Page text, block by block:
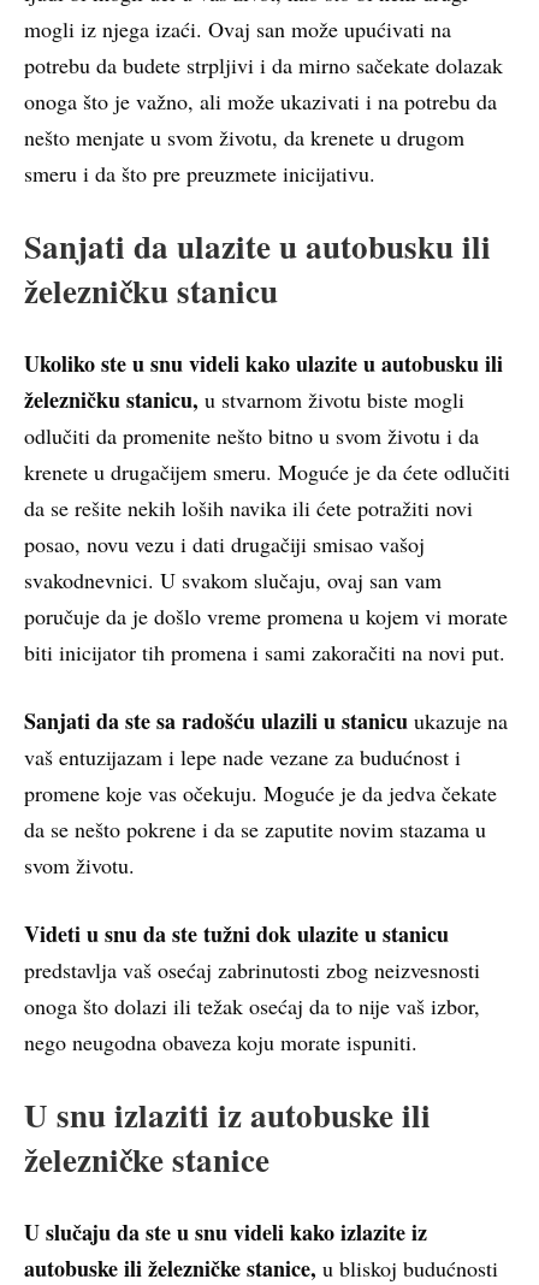
mogli iz njega izaći. Ovaj san može upućivati na
potrebu da budete strpljivi i da mirno sačekate dolazak
onoga što je važno, ali može ukazivati i na potrebu da
nešto menjate u svom životu, da krenete u drugom
smeru i da što pre preuzmete inicijativu.
Sanjati da ulazite u autobusku ili
železničku stanicu
Ukoliko ste u snu videli kako ulazite u autobusku ili
železničku stanicu, u stvarnom životu biste mogli
odlučiti da promenite nešto bitno u svom životu i da
krenete u drugačijem smeru. Moguće je da ćete odlučiti
da se rešite nekih loših navika ili ćete potražiti novi
posao, novu vezu i dati drugačiji smisao vašoj
svakodnevnici. U svakom slučaju, ovaj san vam
poručuje da je došlo vreme promena u kojem vi morate
biti inicijator tih promena i sami zakoračiti na novi put.
Sanjati da ste sa radošću ulazili u stanicu ukazuje na
vaš entuzijazam i lepe nade vezane za budućnost i
promene koje vas očekuju. Moguće je da jedva čekate
da se nešto pokrene i da se zaputite novim stazama u
svom životu.
Videti u snu da ste tužni dok ulazite u stanicu
predstavlja vaš osećaj zabrinutosti zbog neizvesnosti
onoga što dolazi ili težak osećaj da to nije vaš izbor,
nego neugodna obaveza koju morate ispuniti.
U snu izlaziti iz autobuske ili
železničke stanice
U slučaju da ste u snu videli kako izlazite iz
autobuske ili železničke stanice, u bliskoj budućnosti